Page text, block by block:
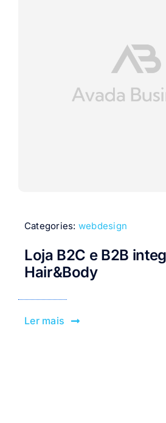
Categories: webdesign
Loja B2C e B2B
Hair&Body
Ler mais